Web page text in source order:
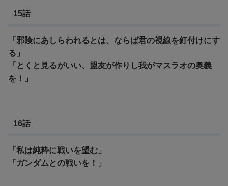
15話
「邪険にあしらわれるとは、ならば君の視線を釘付けにす
る」
「とくと見るがいい、盟友が作りし我がマスラオの奥義
を！」
16話
「私は純粋に戦いを望む」
「ガンダムとの戦いを！」